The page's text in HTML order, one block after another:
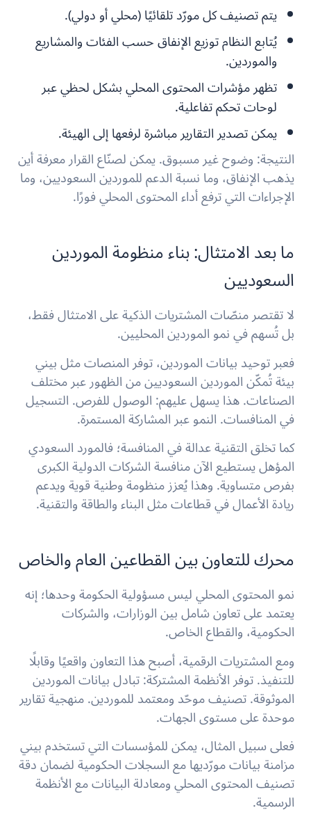
يتم تصنيف كل مورّد تلقائيًا (محلي أو دولي).
يُتابع النظام توزيع الإنفاق حسب الفئات والمشاريع
والموردين.
تظهر مؤشرات المحتوى المحلي بشكل لحظي عبر
لوحات تحكم تفاعلية.
يمكن تصدير التقارير مباشرة لرفعها إلى الهيئة.
النتيجة: وضوح غير مسبوق. يمكن لصنّاع القرار معرفة أين
يذهب الإنفاق، وما نسبة الدعم للموردين السعوديين، وما
الإجراءات التي ترفع أداء المحتوى المحلي فورًا.
ما بعد الامتثال: بناء منظومة الموردين
السعوديين
لا تقتصر منصّات المشتريات الذكية على الامتثال فقط،
بل تُسهم في نمو الموردين المحليين.
فعبر توحيد بيانات الموردين، توفر المنصات مثل بيني
بيئة تُمكّن الموردين السعوديين من الظهور عبر مختلف
الصناعات. هذا يسهل عليهم: الوصول للفرص. التسجيل
في المنافسات. النمو عبر المشاركة المستمرة.
كما تخلق التقنية عدالة في المنافسة؛ فالمورد السعودي
المؤهل يستطيع الآن منافسة الشركات الدولية الكبرى
بفرص متساوية. وهذا يُعزز منظومة وطنية قوية ويدعم
ريادة الأعمال في قطاعات مثل البناء والطاقة والتقنية.
محرك للتعاون بين القطاعين العام والخاص
نمو المحتوى المحلي ليس مسؤولية الحكومة وحدها؛ إنه
يعتمد على تعاون شامل بين الوزارات، والشركات
الحكومية، والقطاع الخاص.
ومع المشتريات الرقمية، أصبح هذا التعاون واقعيًا وقابلًا
للتنفيذ. توفر الأنظمة المشتركة: تبادل بيانات الموردين
الموثوقة. تصنيف موحّد ومعتمد للموردين. منهجية تقارير
موحدة على مستوى الجهات.
فعلى سبيل المثال، يمكن للمؤسسات التي تستخدم بيني
مزامنة بيانات مورّديها مع السجلات الحكومية لضمان دقة
تصنيف المحتوى المحلي ومعادلة البيانات مع الأنظمة
الرسمية.